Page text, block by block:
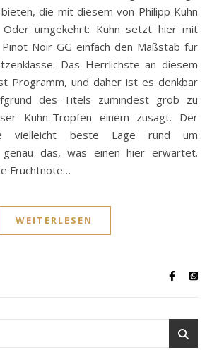
die mit diesem von Philipp Kuhn
Oder umgekehrt: Kuhn setzt hier mit
Noir GG einfach den Maßstab für
Das Herrlichste an diesem
Programm, und daher ist es denkbar
des Titels zumindest grob zu
Kuhn-Tropfen einem zusagt. Der
vielleicht beste Lage rund um
genau das, was einen hier erwartet.
Fruchtnote…
WEITERLESEN